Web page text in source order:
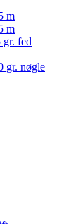
m
m
fed
gr. nøgle